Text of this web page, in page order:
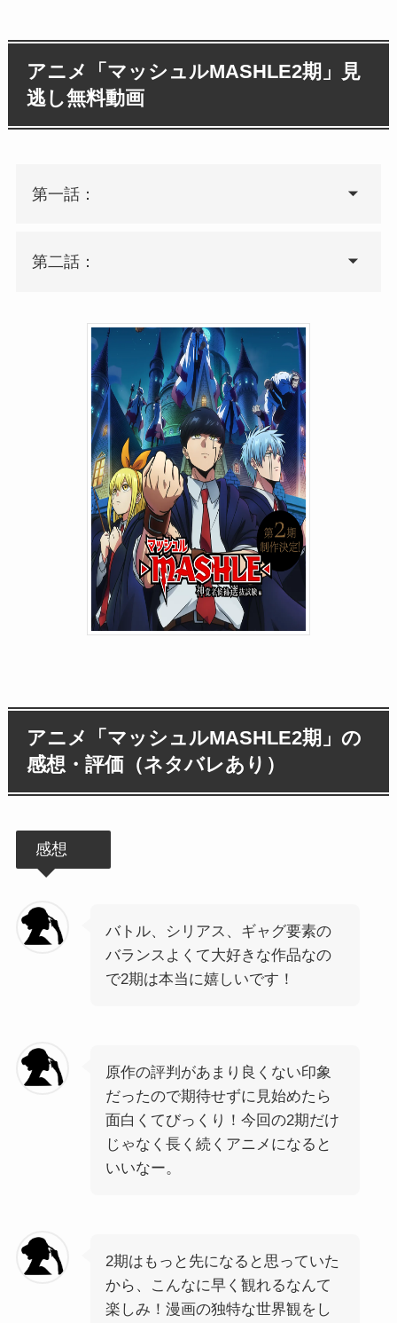
アニメ「マッシュルMASHLE2期」見
逃し無料動画
第一話：
第二話：
アニメ「マッシュルMASHLE2期」の
感想・評価（ネタバレあり）
感想
バトル、シリアス、ギャグ要素の
バランスよくて大好きな作品なの
で2期は本当に嬉しいです！
原作の評判があまり良くない印象
だったので期待せずに見始めたら
面白くてびっくり！今回の2期だけ
じゃなく長く続くアニメになると
いいなー。
2期はもっと先になると思っていた
から、こんなに早く観れるなんて
楽しみ！漫画の独特な世界観をし